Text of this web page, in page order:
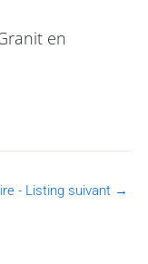
en
- Listing suivant →